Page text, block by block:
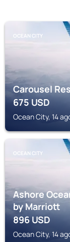
OCEAN CITY
Carousel
675USD
Ocean City, 14
OCEAN CITY
Ashore
by Marriott
896USD
Ocean City, 14